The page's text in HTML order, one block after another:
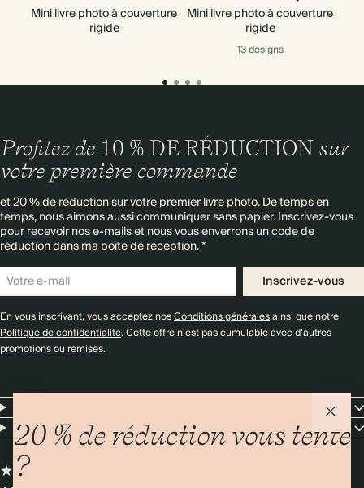
Mini livre photo à couverture
rigide
Mini livre photo à couverture
rigide
13 designs
20 % de réduction vous tente
?
Profitez de 10 % DE RÉDUCTION sur
votre première commande
et 20 % de réduction sur votre premier livre photo. De temps en
temps, nous aimons aussi communiquer sans papier. Inscrivez-vous
pour recevoir nos e-mails et nous vous enverrons un code de
réduction dans ma boîte de réception. *
Inscrivez-vous
En vous inscrivant, vous acceptez nosConditions généralesainsi que notre
Politique de confidentialité. Cette offre n'est pas cumulable avec d'autres
promotions ou remises.
Entreprise